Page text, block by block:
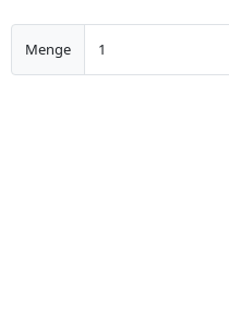
Menge